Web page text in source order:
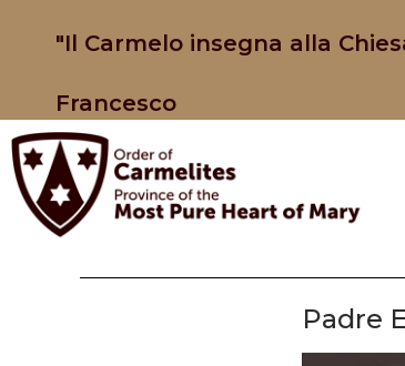
"Il Carmelo insegna alla
Francesco
Padre